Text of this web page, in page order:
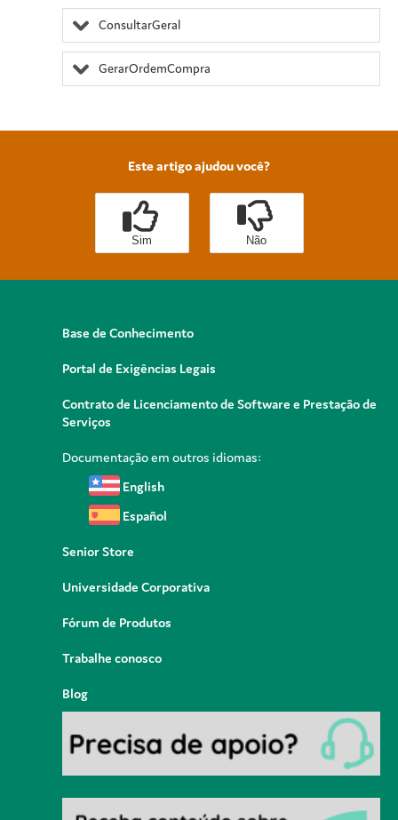
ConsultarGeral
GerarOrdemCompra
Este artigo ajudou você?
Sim Não
Base de Conhecimento
Portal de Exigências Legais
Contrato de Licenciamento de Software e Prestação de
Serviços
Documentação em outros idiomas:
English
Español
Senior Store
Universidade Corporativa
Fórum de Produtos
Trabalhe conosco
Blog